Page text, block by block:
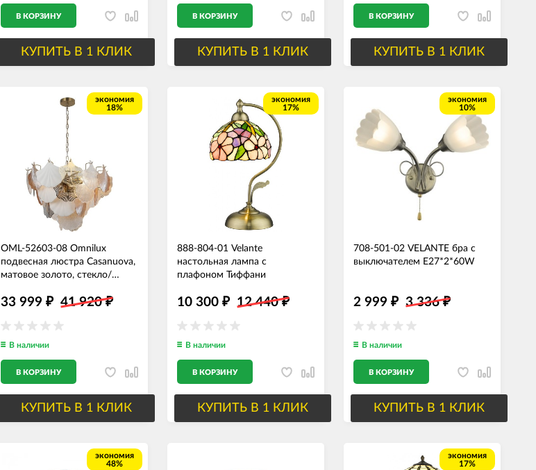
В КОРЗИНУ
КУПИТЬ В 1 КЛИК
В КОРЗИНУ
КУПИТЬ В 1 КЛИК
В КОРЗИНУ
КУПИТЬ В 1 КЛИК
экономия
18%
OML-52603-08 Omnilux
подвесная люстра Casanuova,
матовое золото, стекло/
прозрачный/золото/
E14*8*60W
33 999 ₽ 41 920₽
В наличии
В КОРЗИНУ
КУПИТЬ В 1 КЛИК
экономия
17%
888-804-01 Velante
настольная лампа с
плафоном Тиффани
10 300 ₽ 12 440₽
В наличии
В КОРЗИНУ
КУПИТЬ В 1 КЛИК
экономия
10%
708-501-02 VELANTE бра с
выключателем E27*2*60W
2 999 ₽ 3 336₽
В наличии
В КОРЗИНУ
КУПИТЬ В 1 КЛИК
экономия
48%
экономия
17%